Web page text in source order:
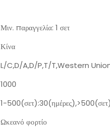
Μιν. παραγγελία: 1 σετ
Κίνα
L/C,D/A,D/P,T/T,Western
1000
1-
Ωκεανό φορτίο